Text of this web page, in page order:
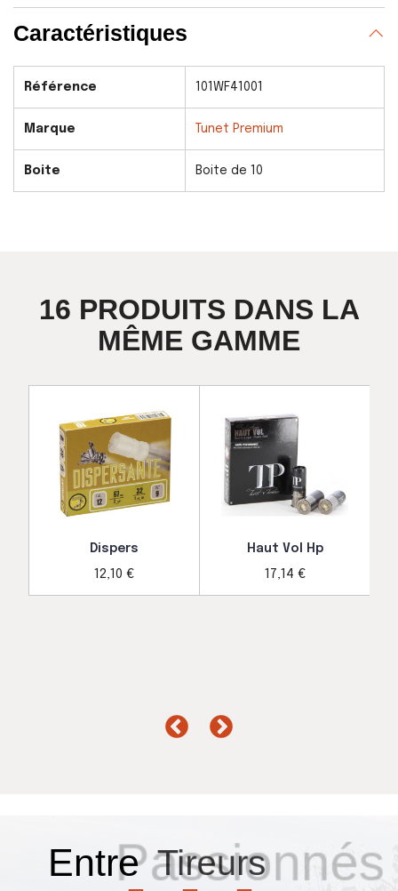
Caractéristiques
Référence 101WF41001
Marque Tunet Premium
Boite Boite de 10
16 PRODUITS DANS LA
MÊME GAMME
Dispers
12,10 €
Haut Vol Hp
17,14 €
Entre Tireurs
Passionnés